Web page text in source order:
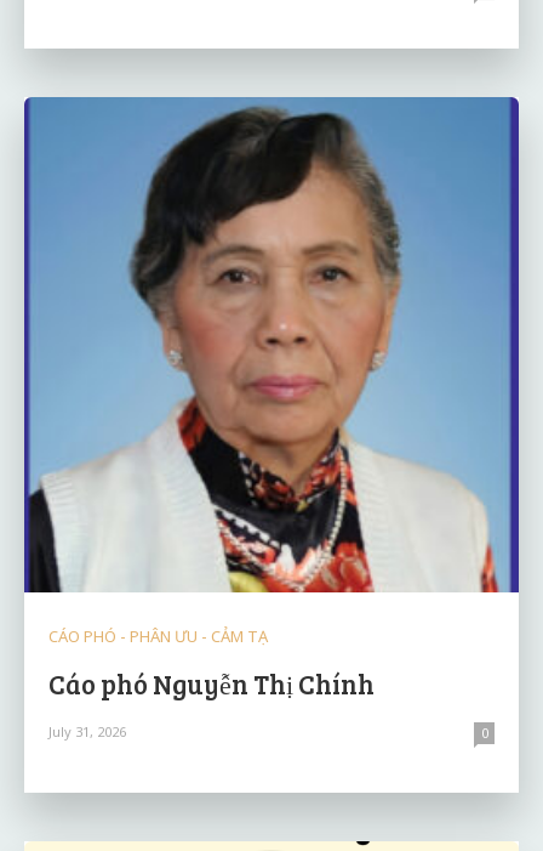
CÁO PHÓ - PHÂN ƯU - CẢM TẠ
Cáo phó Nguyễn Thị Chính
July 31, 2026 0